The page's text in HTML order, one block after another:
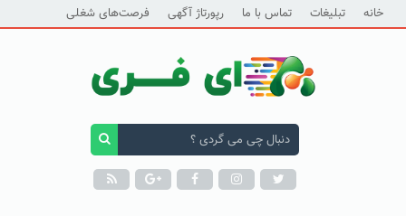
خانه تبلیغات تماس با ما رپورتاژ آگهی فرصت‌های شغلی